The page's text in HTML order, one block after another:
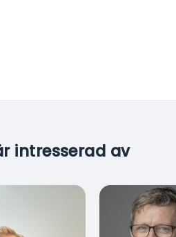
intresserad av